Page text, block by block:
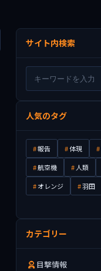
サイト内検索
人気のタグ
報告 体現
航空機
人類
オレンジ
羽田
カテゴリー
目撃情報